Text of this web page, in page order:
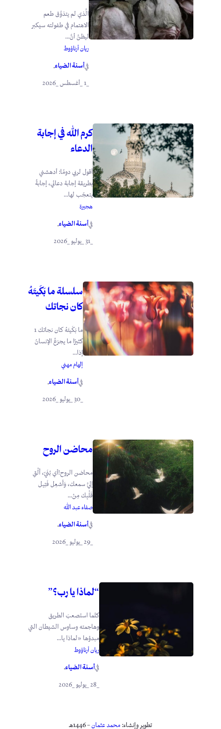
الَّذي لم يتذوَّق طعم
الاهتمام في طفولته سيكبر
ليظنَّ أنَّ...
ريان أرناؤوط
فيأسنة الضياء.
_1 _أغسطس _2026
كرم الله في إجابة
الدعاء
أقول لربي دومًا: أدهشني
بطريقة إجابة دعائي، إجابةً
يتعجّب لها...
هجيرة
فيأسنة الضياء.
سلسلة ما بَكَيتَهُ
كان نجاتك
ما بَكَيتَهُ كان نجاتك 1
كثيرًا ما يجزعُ الإنسانُ
إذا...
إلهام مهني
فيأسنة الضياء.
محاضن الروح
محاضن الروح!أي بُنَيّ، أَلْقِ
إليَّ سمعك، وَأَشعِل فَتِيل
قَلْبِك مِنْ...
صفاء عبد الله
فيأسنة الضياء.
“لماذا يا رب؟”
كلما استصعبَ الطريق
وهاجمته وساوس الشيطان التي
مبدؤها «لماذا يا...
ريان أرناؤوط
فيأسنة الضياء.
تطوير وإنشاء: محمد عثمان– 1446هـ